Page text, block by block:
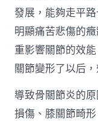
發展，能夠走平
明顯痛苦悲傷的
重影響關節的效
關節變形了以后
導致骨關節炎的
損傷、膝關節畸